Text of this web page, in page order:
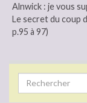
Alnwick : je vous
Le secret du coup
p.95 à 97)
Search for: